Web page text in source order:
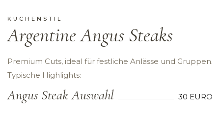
KÜCHENSTIL
Argentine Angus Steaks
Premium Cuts, ideal für festliche Anlässe und Gruppen.
Typische Highlights:
Angus Steak Auswahl 30 EURO